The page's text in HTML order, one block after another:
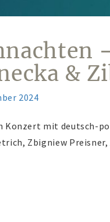
&
2024
Konzert mit deutsch-
Zbigniew Preisner,